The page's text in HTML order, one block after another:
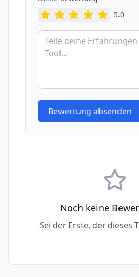
5.0
Bewertung absenden
Noch keine
Sei der Erste, der dieses